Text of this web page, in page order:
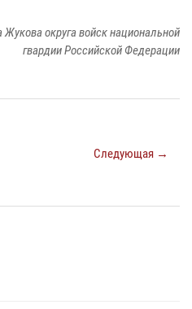
округа войск национальной
гвардии Российской Федерации
Следующая →